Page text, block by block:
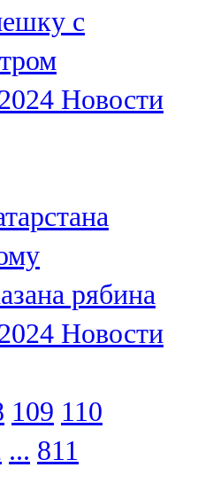
с
Новости
рябина
Новости
109 110
... 811